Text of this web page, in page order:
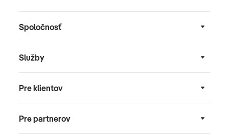
Spoločnosť
Služby
Pre klientov
Pre partnerov